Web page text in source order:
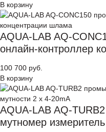
В корзину
AQUA-LAB AQ-
онлайн-контроллер
100 700 руб.
В корзину
AQUA-LAB AQ-
мутномер